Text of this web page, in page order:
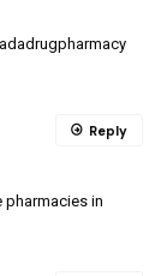
pharmacies in
Reply